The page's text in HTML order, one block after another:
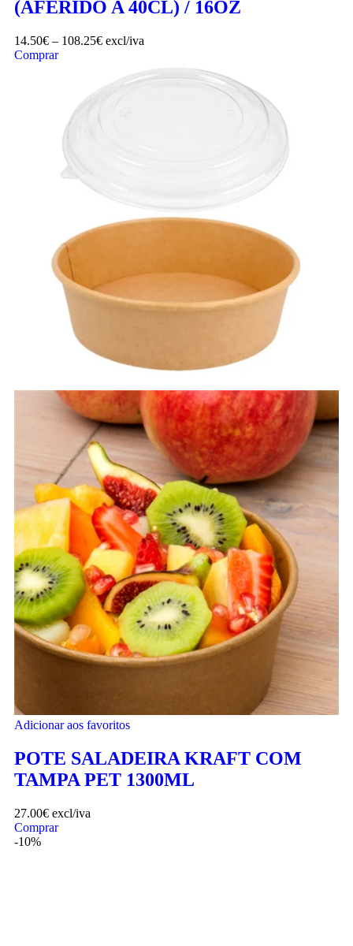
(AFERIDO A 40CL) / 16OZ
14.50€ – 108.25€ excl/iva
Comprar
Adicionar aos favoritos
POTE SALADEIRA KRAFT COM
TAMPA PET 1300ML
27.00€ excl/iva
Comprar
-10%